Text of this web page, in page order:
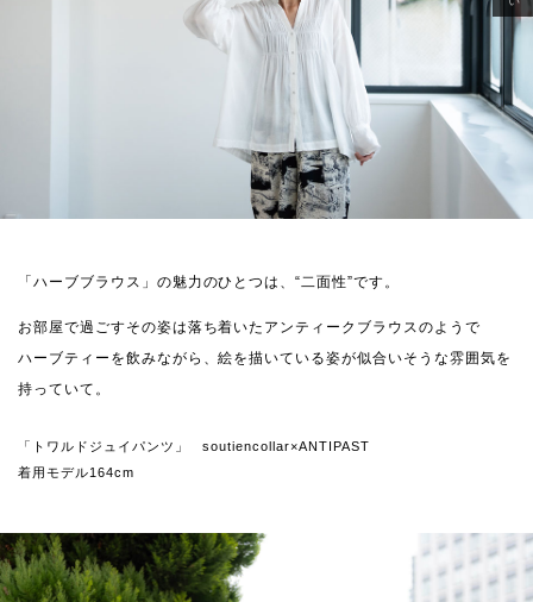
「ハーブブラウス」の魅力のひとつは、“二面性”です。
お部屋で過ごすその姿は落ち着いたアンティークブラウスのようで
ハーブティーを飲みながら、絵を描いている姿が似合いそうな雰囲気を
持っていて。
「トワルドジュイパンツ」 soutiencollar×ANTIPAST
着用モデル164cm